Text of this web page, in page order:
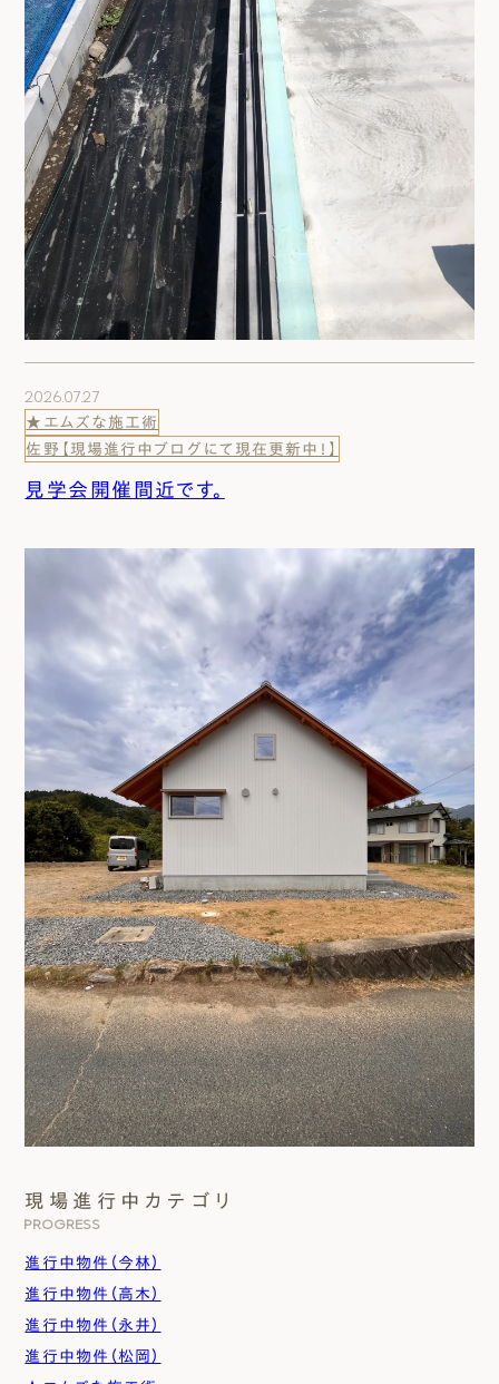
2026.07.27
★エムズな施工術
佐野【現場進行中ブログにて現在更新中！】
見学会開催間近です。
現場進行中カテゴリ
PROGRESS
進行中物件（今林）
進行中物件（高木）
進行中物件（永井）
進行中物件（松岡）